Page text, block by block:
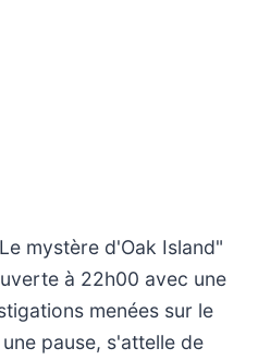
mystère d'Oak Island"
à 22h00 avec une
menées sur le
pause, s'attelle de